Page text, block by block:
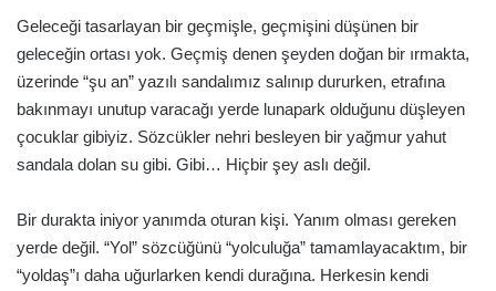
Geleceği tasarlayan bir geçmişle, geçmişini düşünen bir
geleceğin ortası yok. Geçmiş denen şeyden doğan bir ırmakta,
üzerinde “şu an” yazılı sandalımız salınıp dururken, etrafına
bakınmayı unutup varacağı yerde lunapark olduğunu düşleyen
çocuklar gibiyiz. Sözcükler nehri besleyen bir yağmur yahut
sandala dolan su gibi. Gibi… Hiçbir şey aslı değil.
Bir durakta iniyor yanımda oturan kişi. Yanım olması gereken
yerde değil. “Yol” sözcüğünü “yolculuğa” tamamlayacaktım, bir
“yoldaş”ı daha uğurlarken kendi durağına. Herkesin kendi